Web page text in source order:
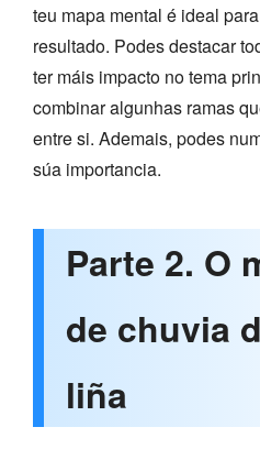
teu mapa mental é ideal
resultado. Podes destacar
ter máis impacto no tema
combinar algunhas ramas
entre si. Ademais, podes
súa importancia.
Parte 2. O
de chuvia
liña